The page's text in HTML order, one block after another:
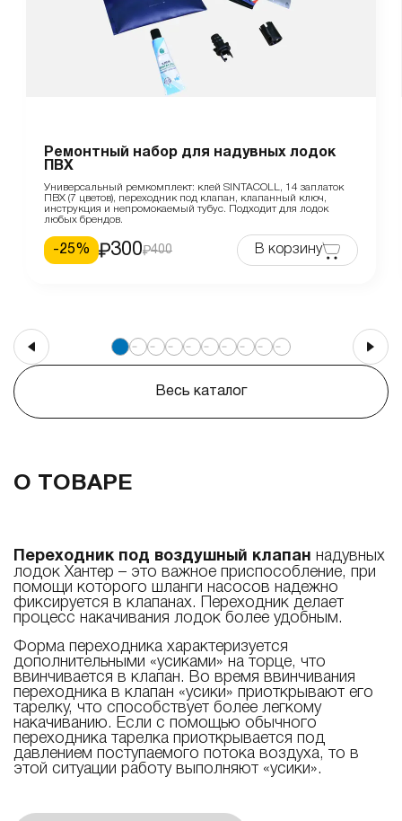
Ремонтный набор для надувных лодок
ПВХ
Универсальный ремкомплект: клей SINTACOLL, 14 заплаток
ПВХ (7 цветов), переходник под клапан, клапанный ключ,
инструкция и непромокаемый тубус. Подходит для лодок
любых брендов.
-25% 300 400 В корзину
Весь каталог
О ТОВАРЕ
Переходник под воздушный клапан надувных
лодок Хантер – это важное приспособление, при
помощи которого шланги насосов надежно
фиксируется в клапанах. Переходник делает
процесс накачивания лодок более удобным.
Форма переходника характеризуется
дополнительными «усиками» на торце, что
ввинчивается в клапан. Во время ввинчивания
переходника в клапан «усики» приоткрывают его
тарелку, что способствует более легкому
накачиванию. Если с помощью обычного
переходника тарелка приоткрывается под
давлением поступаемого потока воздуха, то в
этой ситуации работу выполняют «усики».